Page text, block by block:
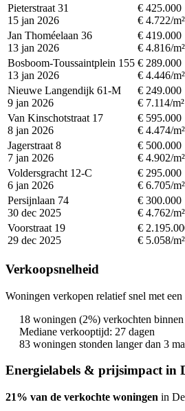
Pieterstraat 31
15 jan 2026
€ 425.000
€ 4.722/m²
Jan Thoméelaan 36
13 jan 2026
€ 419.000
€ 4.816/m²
Bosboom-Toussaintplein 155
13 jan 2026
€ 289.000
€ 4.446/m²
Nieuwe Langendijk 61-M
9 jan 2026
€ 249.000
€ 7.114/m²
Van Kinschotstraat 17
8 jan 2026
€ 595.000
€ 4.474/m²
Jagerstraat 8
7 jan 2026
€ 500.000
€ 4.902/m²
Voldersgracht 12-C
6 jan 2026
€ 295.000
€ 6.705/m²
Persijnlaan 74
30 dec 2025
€ 300.000
€ 4.762/m²
Voorstraat 19
29 dec 2025
€
€ 5.058/m²
Verkoopsnelheid
Woningen verkopen relatief snel met
18 woningen (2%) verkochten
Mediane verkooptijd: 27 dagen
83 woningen stonden langer dan 3
Energielabels & prijsimpact in
21% van de verkochte woningen in